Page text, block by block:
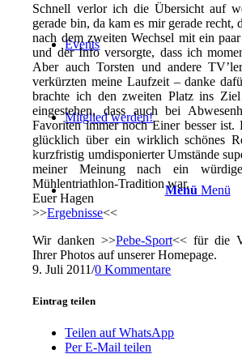
Events
Mitglied werden!
Menü Menü
Schnell verlor ich die Übersicht auf
gerade bin, da kam es mir gerade recht,
nach dem zweiten Wechsel mit ein
und der Info versorgte, dass ich
Aber auch Torsten und andere
verkürzten meine Laufzeit – danke
brachte ich den zweiten Platz ins
eingestehen, dass auch bei
Favoriten immer noch Einer besser ist.
glücklich über ein wirklich schönes
kurzfristig umdisponierter Umstände
meiner Meinung nach ein
Mühlentriathlon-Tradition war.
Euer Hagen
>>Ergebnisse<<
Wir danken >>Pebe-Sport<< für die
Ihrer Photos auf unserer Homepage.
9. Juli 2011/0 Kommentare
Eintrag teilen
Teilen auf WhatsApp
Per E-Mail teilen